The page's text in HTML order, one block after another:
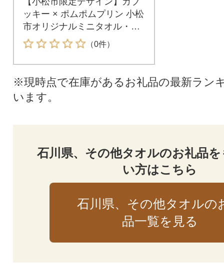
ッキー × ポムポムプリン 小松
市オリジナルミニタオル・風
呂敷セット
（0件）
※現時点で在庫があるお礼品の最新ラン
います。
石川県、その他タオルのお礼品
い方はこちら
石川県、その他タオルの
品一覧を見る